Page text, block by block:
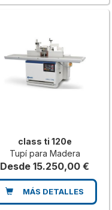
class ti 120e
Tupí para Madera
Desde 15.250,00 €
MÁS DETALLES